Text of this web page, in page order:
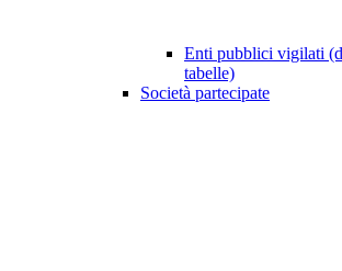
Enti pubblici vigilati
tabelle)
Società partecipate